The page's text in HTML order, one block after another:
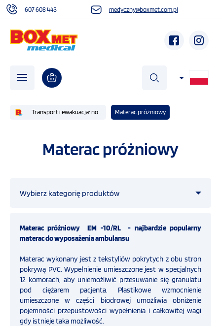
szukaj
607 608 443 medyczny@boxmet.com.pl
O NAS
OFERTA
SZKOLENIA
PROGRAMY UNIJNE
Transport i ewakuacja: nosze podbierakowe , kubełkowe, nosze płachtowe Materac próżniowy
Materac próżniowy
Wybierz kategorię produktów
Straż pożarna
Ratownictwo medyczne
Przemysł
COVID-19
Materac próżniowy EM -10/RL - najbardzie popularny
materac do wyposażenia ambulansu
Materac wykonany jest z tekstyliów pokrytych z obu stron
pokrywą PVC. Wypełnienie umieszczone jest w specjalnych
12 komorach, aby uniemożliwić przesuwanie się granulatu
pod ciężarem pacjenta. Plastikowe wzmocnienie
umieszczone w części biodrowej umożliwia obniżenie
pojemności przepustowości wypełnienia i całkowitej wagi
gdy istnieje taka możliwość.